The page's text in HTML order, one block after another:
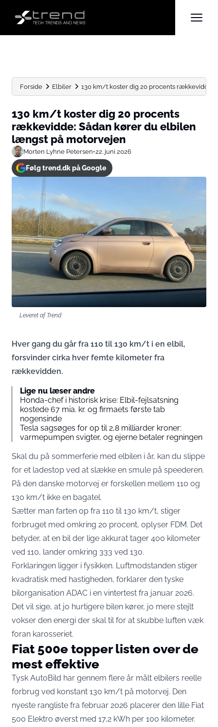
Forside Elbiler 130 km/t koster dig 20 procents rækkevidde:
130 km/t koster dig 20 procents
rækkevidde: Sådan kører du elbilen
længst på motorvejen
Morten Lyhne Petersen•22. juni 2026
Følg trend.dk på Google
Leveret af Trend
Hver gang du går fra 110 til 130 km/t i en elbil,
forsvinder cirka hver femte kilometer fra
rækkevidden.
Lige nu læser andre
Honda-chef i historisk krise: Elbil-fejlsatsning
kostede 67 mia. kr. og firmaets første tab
nogensinde
Tesla sagsøges for op til 2,8 milliarder kroner:
varmepumpen svigter, og ejerne betaler regningen
Skal du på sommerferie med elbilen i år, kan du slippe
for et ladestop ved at slække en smule på speederen.
På den danske motorvej er forskellen mellem 110 og
130 km/t ikke en bagatel.
Sætter man farten op fra 110 til 130 km/t, stiger
forbruget med omkring 20 procent, oplyser FDM. Det
betyder, at en bil der lige akkurat tager 400 kilometer
ved 110, lander omkring 333 ved 130.
Forklaringen ligger i fysikken. Luftmodstanden stiger
kvadratisk med hastigheden, forklarer den tyske
bilorganisation ADAC i en vintertest fra januar 2026.
Det vil sige, at jo hurtigere bilen kører, jo mere stejlt
vokser den energi der skal til for at skubbe luften væk
foran karosseriet.
Fiat 500e topper listen over de
mest effektive
Tysk AutoBild har gennem flere år målt elbilers reelle
forbrug ved konstant 130 km/t på motorvej. Den
nyeste rangliste fra februar 2026 placerer den lille Fiat
500 Elektro øverst med 17,2 kWh per 100 kilometer.